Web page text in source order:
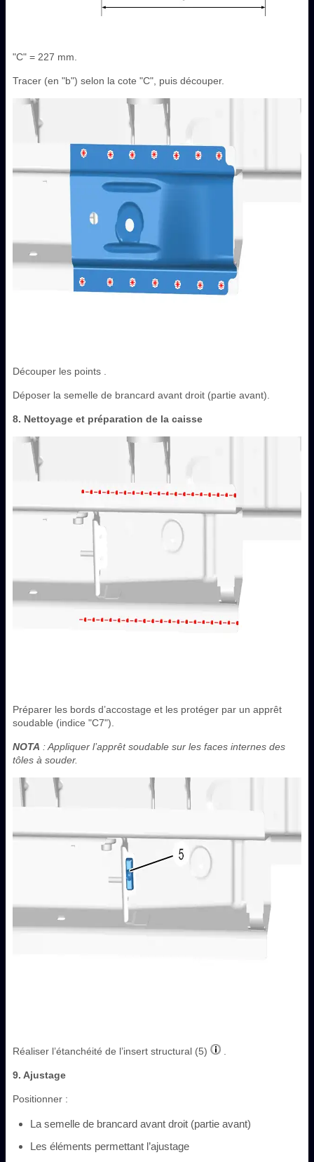
"C" = 227 mm.
Tracer (en "b") selon la cote "C", puis découper.
Découper les points .
Déposer la semelle de brancard avant droit (partie avant).
8. Nettoyage et préparation de la caisse
Préparer les bords d’accostage et les protéger par un apprêt
soudable (indice "C7").
NOTA : Appliquer l’apprêt soudable sur les faces internes des
tôles à souder.
Réaliser l’étanchéité de l’insert structural (5)
9. Ajustage
Positionner :
La semelle de brancard avant droit (partie avant)
Les éléments permettant l’ajustage